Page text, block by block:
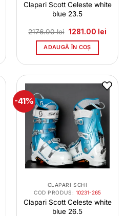
Clapari Scott Celeste white
blue 23.5
2176.00lei Prețul
a
fost:
2176.00 lei.
1281.00 leiPrețul
ADAUGĂ ÎN COȘ
-41%
CLAPARI SCHI
COD PRODUS: 10231-265
Clapari Scott Celeste white
blue 26.5